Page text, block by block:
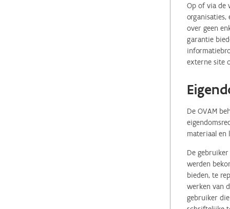
Op of via de
organisaties,
over geen
garantie
externe site
De OVAM
materiaal en
De
werden
bieden, te
werken van
gebruiker